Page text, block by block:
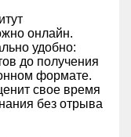
онлайн.
удобно:
до получения
формате.
свое время
без отрыва